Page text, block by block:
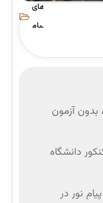
های
پیام
بدون آزمون
دانشگاه
نور در